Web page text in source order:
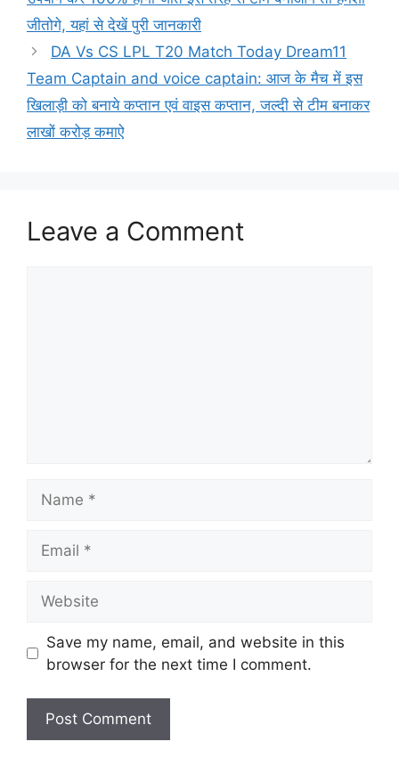
जीतोगे, यहां से देखें पुरी जानकारी
DA Vs CS LPL T20 Match Today Dream11
Team Captain and voice captain: आज के मैच में इस
खिलाड़ी को बनाये कप्तान एवं वाइस कप्तान, जल्दी से टीम बनाकर
लाखों करोड़ कमाऐ
Leave a Comment
Save my name, email, and website in this
browser for the next time I comment.